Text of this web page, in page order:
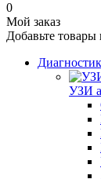
0
Мой заказ
Добавьте товары
УЗИ